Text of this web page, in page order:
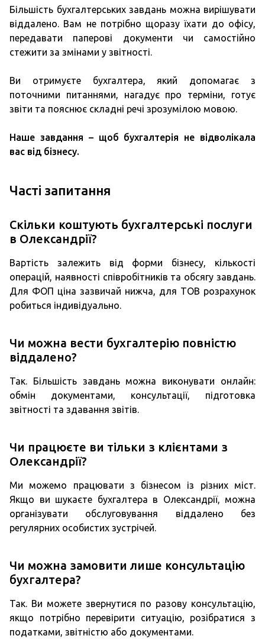
Більшість бухгалтерських завдань можна вирішувати
віддалено. Вам не потрібно щоразу їхати до офісу,
передавати паперові документи чи самостійно
стежити за змінами у звітності.
Ви отримуєте бухгалтера, який допомагає з
поточними питаннями, нагадує про терміни, готує
звіти та пояснює складні речі зрозумілою мовою.
Наше завдання – щоб бухгалтерія не відволікала
вас від бізнесу.
Часті запитання
Скільки коштують бухгалтерські послуги
в Олександрії?
Вартість залежить від форми бізнесу, кількості
операцій, наявності співробітників та обсягу завдань.
Для ФОП ціна зазвичай нижча, для ТОВ розрахунок
робиться індивідуально.
Чи можна вести бухгалтерію повністю
віддалено?
Так. Більшість завдань можна виконувати онлайн:
обмін документами, консультації, підготовка
звітності та здавання звітів.
Чи працюєте ви тільки з клієнтами з
Олександрії?
Ми можемо працювати з бізнесом із різних міст.
Якщо ви шукаєте бухгалтера в Олександрії, можна
організувати обслуговування віддалено без
регулярних особистих зустрічей.
Чи можна замовити лише консультацію
бухгалтера?
Так. Ви можете звернутися по разову консультацію,
якщо потрібно перевірити ситуацію, розібратися з
податками, звітністю або документами.